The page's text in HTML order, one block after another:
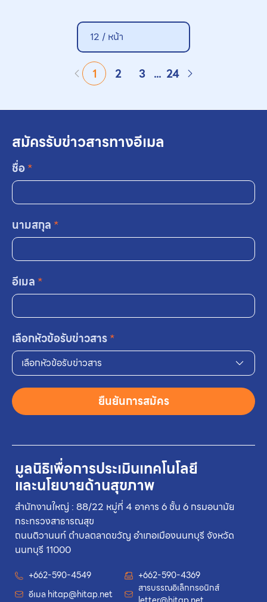
12 / หน้า
1 2 3 ... 24
มูลนิธิเพื่อการประเมินเทคโนโลยี
และนโยบายด้านสุขภาพ
สำนักงานใหญ่ : 88/22 หมู่ที่ 4 อาคาร 6 ชั้น 6 กรมอนามัย
กระทรวงสาธารณสุข
ถนนติวานนท์ ตำบลตลาดขวัญ อำเภอเมืองนนทบุรี จังหวัด
นนทบุรี 11000
+662-590-4549
+662-590-4369
อีเมล hitap@hitap.net
สารบรรณอิเล็กทรอนิกส์
สมัครรับข่าวสารทางอีเมล
ชื่อ*
นามสกุล *
อีเมล *
เลือกหัวข้อรับข่าวสาร*
เลือกหัวข้อรับข่าวสาร
ยืนยันการสมัคร